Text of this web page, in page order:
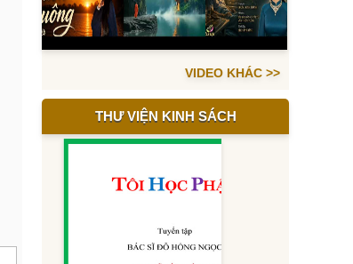
VIDEO KHÁC >>
THƯ VIỆN KINH SÁCH